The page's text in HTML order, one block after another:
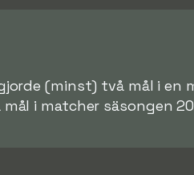
(minst) två mål i en
i matcher säsongen